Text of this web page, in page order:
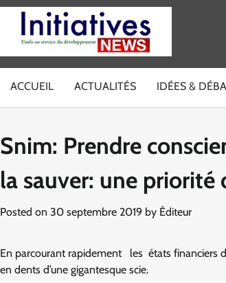
Skip
content
ACCUEIL ACTUALITÉS IDÉES &
Snim: Prendre
la sauver: une priorité
Posted on 30 septembre 2019 by Éditeur
En parcourant rapidement les états financiers
en dents d’une gigantesque scie.